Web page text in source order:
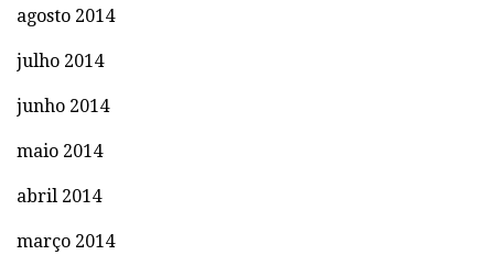
agosto 2014
julho 2014
junho 2014
maio 2014
abril 2014
março 2014